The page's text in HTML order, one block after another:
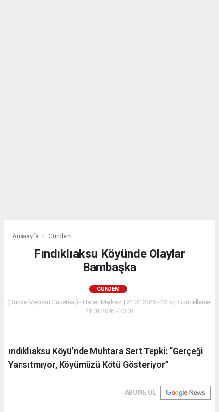
Anasayfa Gündem
Fındıklıaksu Köyünde Olaylar
Bambaşka
GÜNDEM
(Düzce Meydan Gazetesi) - Haber Merkezi | 21.01.2026 - 22:57, Güncelleme:
21.01.2026 - 23:03
ındıklıaksu Köyü’nde Muhtara Sert Tepki: “Gerçeği
Yansıtmıyor, Köyümüzü Kötü Gösteriyor”
ABONE OL